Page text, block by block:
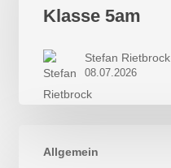
Klasse
Klasse 5am
Stefan Rietbrock
08.07.2026
Allgemein